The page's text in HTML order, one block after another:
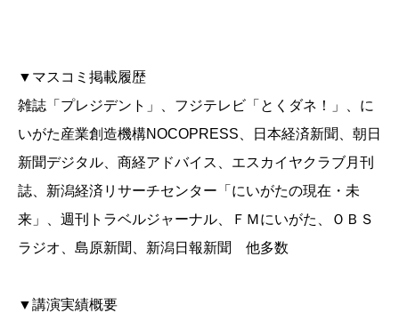
▼マスコミ掲載履歴
雑誌「プレジデント」、フジテレビ「とくダネ！」、に
いがた産業創造機構NOCOPRESS、日本経済新聞、朝日
新聞デジタル、商経アドバイス、エスカイヤクラブ月刊
誌、新潟経済リサーチセンター「にいがたの現在・未
来」、週刊トラベルジャーナル、ＦＭにいがた、ＯＢＳ
ラジオ、島原新聞、新潟日報新聞 他多数
▼講演実績概要